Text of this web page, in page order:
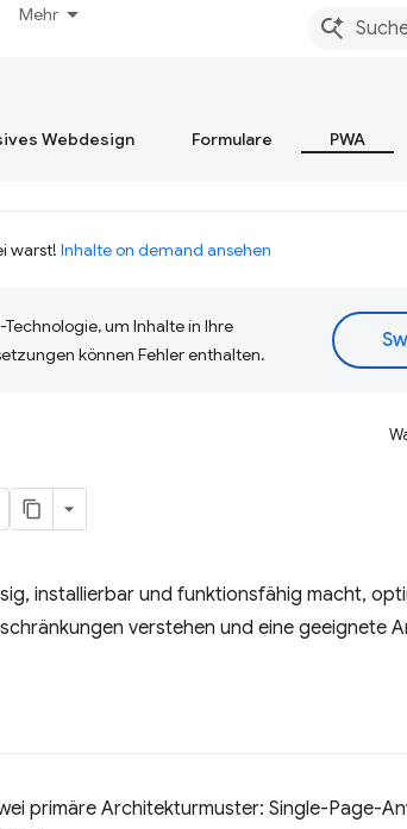
Mehr
Webdesign Formulare PWA
warst! Inhalte on demand ansehen
um Inhalte in Ihre
können Fehler enthalten.
installierbar und funktionsfähig macht,
verstehen und eine geeignete
primäre Architekturmuster: Single-Page-